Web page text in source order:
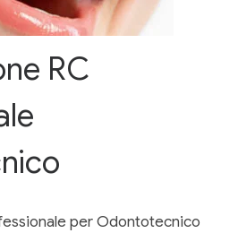
RC
per Odontotecnico